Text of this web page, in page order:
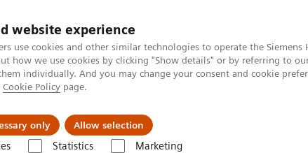
website experience
use cookies and other similar technologies to operate the
how we use cookies by clicking "Show details" or by referring to
individually. And you may change your consent and cookie
Cookie Policy page.
only Allow selection
Statistics Marketing
News & Events Über uns